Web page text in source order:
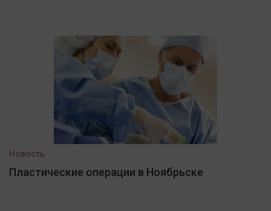
Новость
Пластические операции в Ноябрьске